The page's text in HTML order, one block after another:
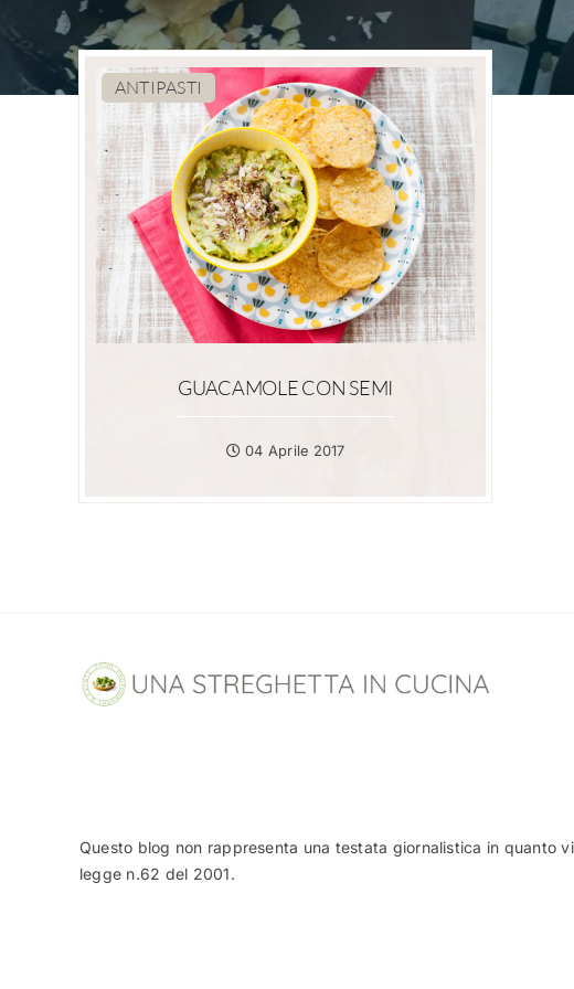
ANTIPASTI
GUACAMOLE CON SEMI
04 Aprile 2017
Questo blog non rappresenta una testata giornalistica in quanto
legge n.62 del 2001.